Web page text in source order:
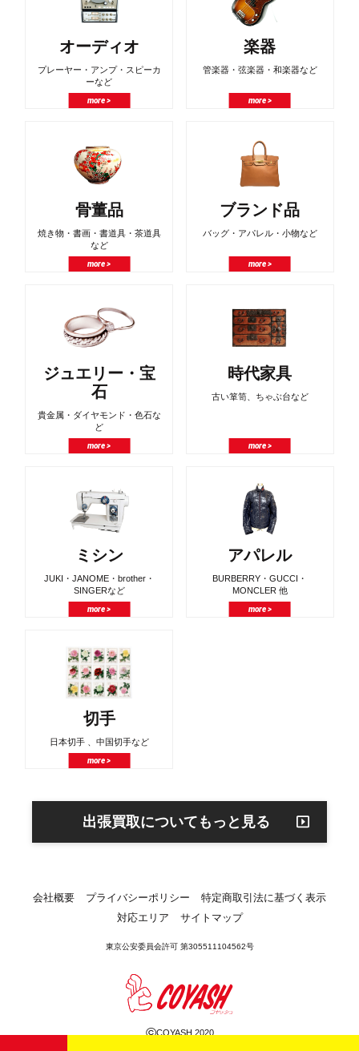
オーディオ
プレーヤー・アンプ・スピーカ
ーなど
more >
楽器
管楽器・弦楽器・和楽器など
more >
骨董品
焼き物・書画・書道具・茶道具
など
more >
ブランド品
バッグ・アパレル・小物など
more >
ジュエリー・宝
石
貴金属・ダイヤモンド・色石な
ど
more >
時代家具
古い箪笥、ちゃぶ台など
more >
ミシン
JUKI・JANOME・brother・
SINGERなど
more >
アパレル
BURBERRY・GUCCI・
MONCLER 他
more >
切手
日本切手 、中国切手など
more >
出張買取についてもっと見る
会社概要 プライバシーポリシー
特定商取引法に基づく表示
対応エリア
サイトマップ
東京公安委員会許可 第305511104562号
©COYASH 2020